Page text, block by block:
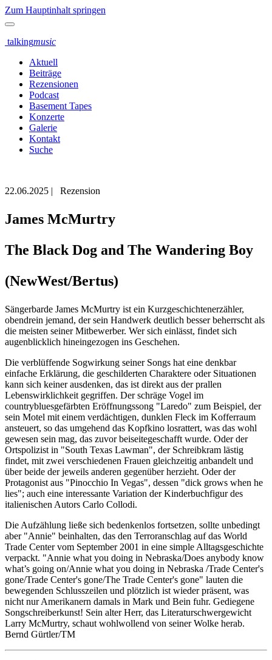
Zum Hauptinhalt springen
talkingmusic
Aktuell
Beiträge
Rezensionen
Podcast
Basement Tapes
Konzerte
Galerie
Kontakt
Suche
22.06.2025 | Rezension
James McMurtry
The Black Dog and The Wandering Boy
(NewWest/Bertus)
Sängerbarde James McMurtry ist ein Kurzgeschichtenerzähler,
obendrein jemand, der sein Handwerk deutlich besser beherrscht als
die meisten seiner Mitbewerber. Wer sich einlässt, findet sich
augenblicklich hineingezogen ins Geschehen.
Die verblüffende Sogwirkung seiner Songs hat eine denkbar
einfache Erklärung, die geschilderten Charaktere oder Situationen
kann sich keiner ausdenken, das ist direkt aus der prallen
Lebenswirklichkeit gegriffen. Der schräge Vogel im
countrybluesgefärbten Eröffnungssong "Laredo" zum Beispiel, der
sein Motel mit einem verdächtigen, dunklen Fleck im Kofferraum
ansteuert, so das umgehend das Kopfkino losrattert, was das wohl
gewesen sein mag, das zuvor beiseitegeschafft wurde. Oder der
Ortspolizist in "South Texas Lawman", der Schreibkram lästig
findet, mit zwei verschiedenen Frauen gleichzeitig anbandelt und
über beide der jeweils anderen gegenüber herzieht. Oder der
Protagonist aus "Pinocchio In Vegas", dessen "dick grows when he
lies"; auch eine interessante Variation der Kinderbuchfigur des
italienischen Autors Carlo Collodi.
Die Aufzählung ließe sich bedenkenlos fortsetzen, sollte unbedingt
aber "Annie" beinhalten, das den Terroranschlag auf das World
Trade Center vom September 2001 in eine simple Alltagsgeschichte
verpackt. "Annie what you doing in Nebraska/Does anybody know
what’s going on/Annie what you doing in Nebraska /Trade Center's
gone/Trade Center's gone/The Trade Center's gone" lauten die
bewegenden Schlusszeilen und plötzlich ist wieder präsent, was
nicht nur Amerikanern damals in Mark und Bein fuhr. Gediegene
Songschreiberkunst! Sein alter Herr, das Literaturschwergewicht
Larry McMurtry, schaut wohlwollend von seiner Wolke herab.
Bernd Gürtler/TM